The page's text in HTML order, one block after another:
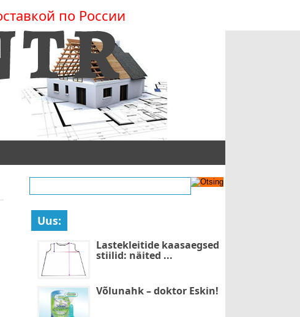
по России
Uus:
Lastekleitide kaasaegsed
stiilid: näited ...
Võlunahk – doktor Eskin!